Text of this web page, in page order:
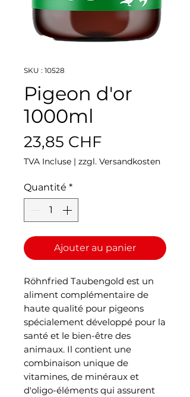
SKU : 10528
Pigeon d'or
1000ml
23,85 CHFPrix
TVA Incluse | zzgl. Versandkosten
Quantité *
Ajouter au panier
Röhnfried Taubengold est un
aliment complémentaire de
haute qualité pour pigeons
spécialement développé pour la
santé et le bien-être des
animaux. Il contient une
combinaison unique de
vitamines, de minéraux et
d'oligo-éléments qui assurent